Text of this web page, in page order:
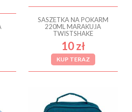
SASZETKA NA POKARM
220ML MARAKUJA
TWISTSHAKE
10 zł
KUP TERAZ